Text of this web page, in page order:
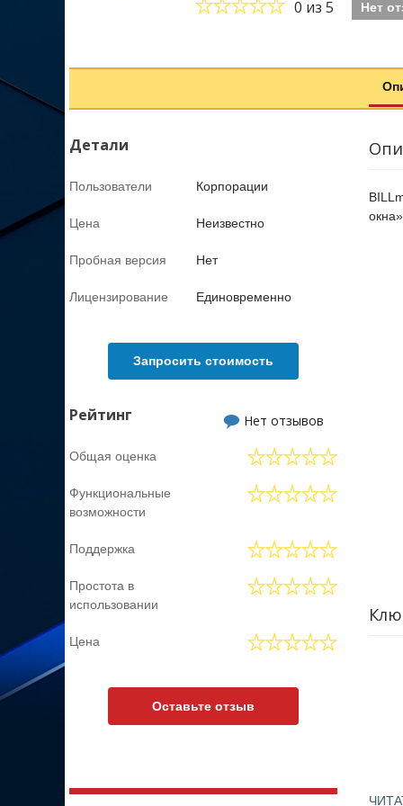
0 из 5 Нет
Детали
Пользователи Корпорации
Цена Неизвестно
Пробная версия Нет
Лицензирование Единовременно
Запросить стоимость
Рейтинг Нет отзывов
Общая оценка
Функциональные
возможности
Поддержка
Простота в
использовании
Цена
Оставьте отзыв